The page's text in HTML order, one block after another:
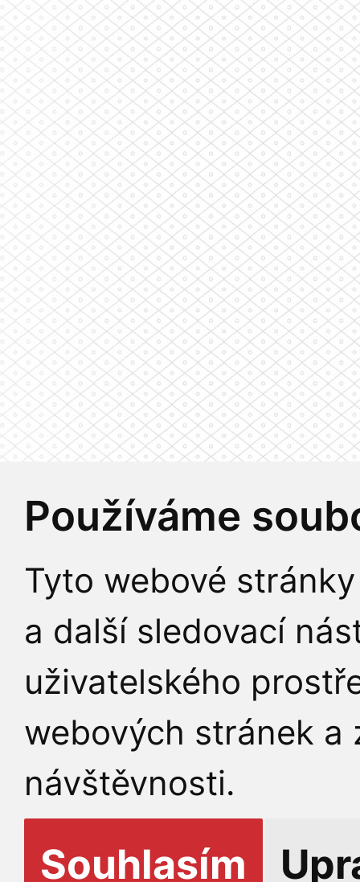
Používáme
Tyto webové
a další sledovací
uživatelského
webových stránek a
návštěvnosti.
Souhlasím